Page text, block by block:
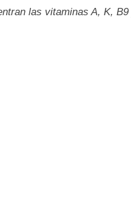
las vitaminas A, K, B9